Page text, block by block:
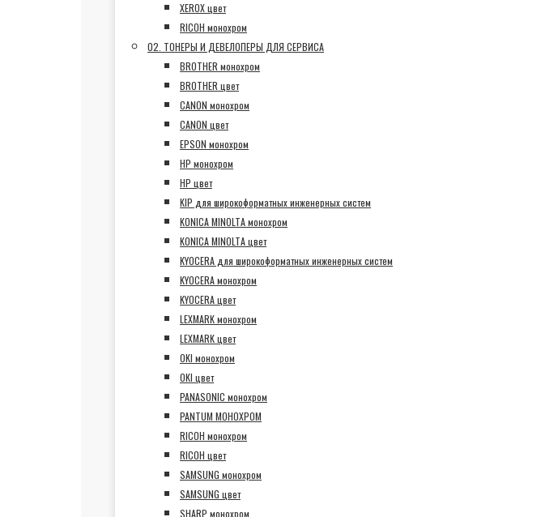
XEROX цвет
RICOH монохром
02. ТОНЕРЫ И ДЕВЕЛОПЕРЫ ДЛЯ СЕРВИСА
BROTHER монохром
BROTHER цвет
CANON монохром
CANON цвет
EPSON монохром
HP монохром
HP цвет
KIP для широкоформатных инженерных систем
KONICA MINOLTA монохром
KONICA MINOLTA цвет
KYOCERA для широкоформатных инженерных систем
KYOCERA монохром
KYOCERA цвет
LEXMARK монохром
LEXMARK цвет
OKI монохром
OKI цвет
PANASONIC монохром
PANTUM МОНОХРОМ
RICOH монохром
RICOH цвет
SAMSUNG монохром
SAMSUNG цвет
SHARP монохром